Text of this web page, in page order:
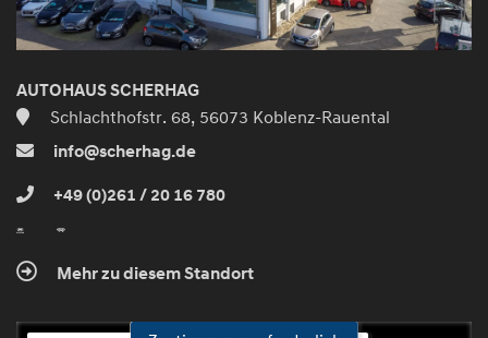
AUTOHAUS SCHERHAG
Schlachthofstr. 68, 56073 Koblenz-Rauental
info@scherhag.de
+49 (0)261 / 20 16 780
Mehr zu diesem Standort